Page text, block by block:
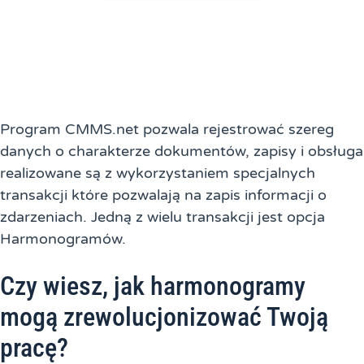
Program CMMS.net pozwala rejestrować szereg
danych o charakterze dokumentów, zapisy i obsługa
realizowane są z wykorzystaniem specjalnych
transakcji które pozwalają na zapis informacji o
zdarzeniach. Jedną z wielu transakcji jest opcja
Harmonogramów.
Czy wiesz, jak harmonogramy
mogą zrewolucjonizować Twoją
pracę?